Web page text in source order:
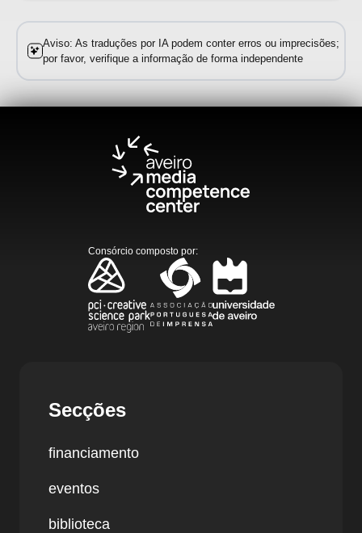
Aviso: As traduções por IA podem conter erros ou imprecisões;
por favor, verifique a informação de forma independente
Consórcio composto por:
Secções
financiamento
eventos
biblioteca